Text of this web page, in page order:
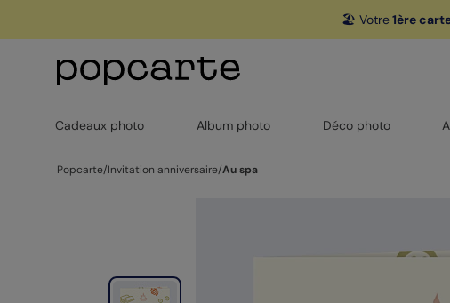
🏖️ Votre1ère
Cadeaux photo Album photo Déco photo
Popcarte/Invitation anniversaire/Au spa